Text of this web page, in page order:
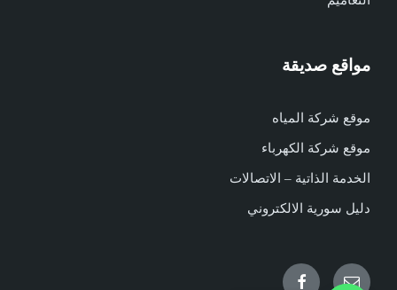
مواقع صديقة
موقع شركة المياه
موقع شركة الكهرباء
الخدمة الذاتية – الاتصالات
دليل سورية الالكتروني
Email
Facebook